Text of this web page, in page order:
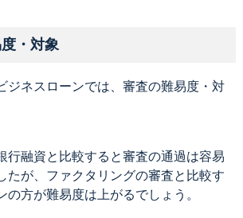
・対象
ジネスローンでは、審査の難易度・対
行融資と比較すると審査の通過は容易
たが、ファクタリングの審査と比較す
の方が難易度は上がるでしょう。